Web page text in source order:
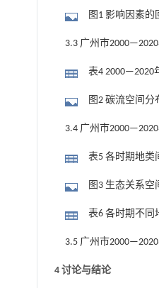
图1 影响因素的
3.3 广州市
表4 2000—2020
换表Guangzhou
图2 碳流空间分
3.4 广州市
表5 各时期地类
图3 生态关系空
表6 各时期不同
3.5 广州市
4 讨论与结论